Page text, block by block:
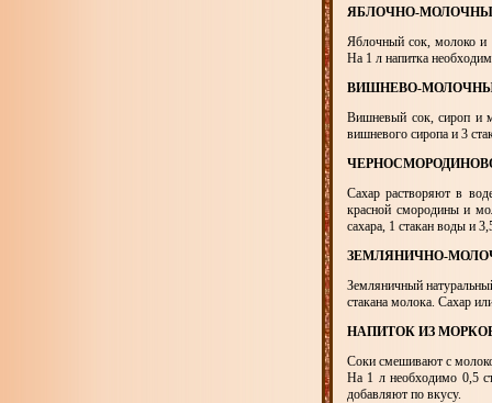
ЯБЛОЧНО-
Яблочный сок, молоко и
На 1 л напитка
ВИШНЕВО-
Вишневый сок, сироп и
вишневого сиропа и 3
Сахар растворяют в
красной смородины и
сахара, 1 стакан воды и
ЗЕМЛЯНИЧНО-
Земляничный
стакана молока. Сахар
НАПИТОК ИЗ
Соки смешивают с
На 1 л необходимо 0,5
добавляют по вкусу.